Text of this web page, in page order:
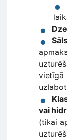
vietīgā
vai
(tikai